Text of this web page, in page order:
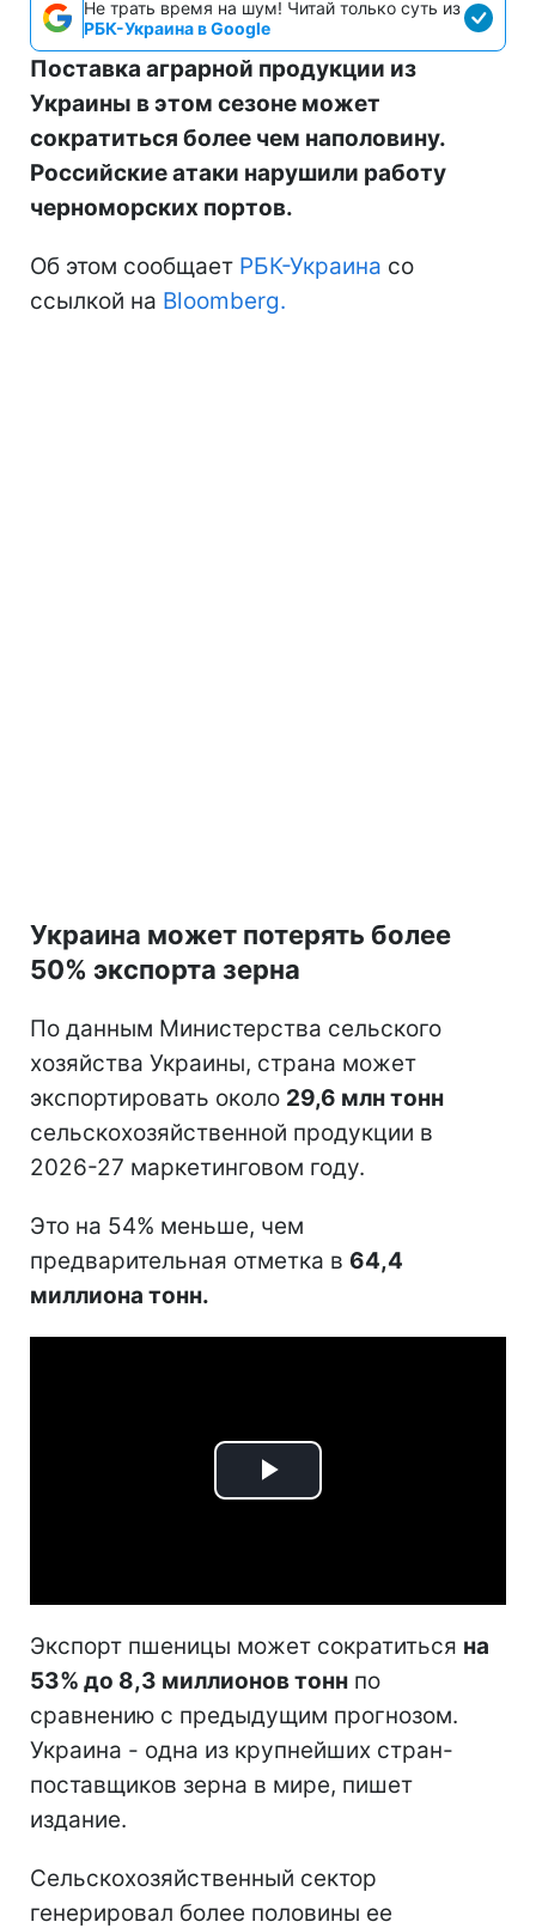
Не трать время на шум! Читай только суть из
РБК-Украина в Google
Поставка аграрной продукции из
Украины в этом сезоне может
сократиться более чем наполовину.
Российские атаки нарушили работу
черноморских портов.
Об этом сообщает РБК-Украина со
ссылкой на Bloomberg.
Украина может потерять более
50% экспорта зерна
По данным Министерства сельского
хозяйства Украины, страна может
экспортировать около 29,6 млн тонн
сельскохозяйственной продукции в
2026-27 маркетинговом году.
Это на 54% меньше, чем
предварительная отметка в 64,4
миллиона тонн.
Play
Экспорт пшеницы может сократиться на
53% до 8,3 миллионов тонн по
сравнению с предыдущим прогнозом.
Украина - одна из крупнейших стран-
поставщиков зерна в мире, пишет
издание.
Сельскохозяйственный сектор
генерировал более половины ее